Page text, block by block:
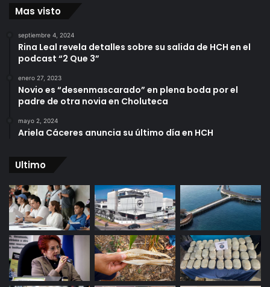
Mas visto
septiembre 4, 2024
Rina Leal revela detalles sobre su salida de HCH en el
podcast “2 Que 3”
enero 27, 2023
Novio es “desenmascarado” en plena boda por el
padre de otra novia en Choluteca
mayo 2, 2024
Ariela Cáceres anuncia su último día en HCH
Ultimo